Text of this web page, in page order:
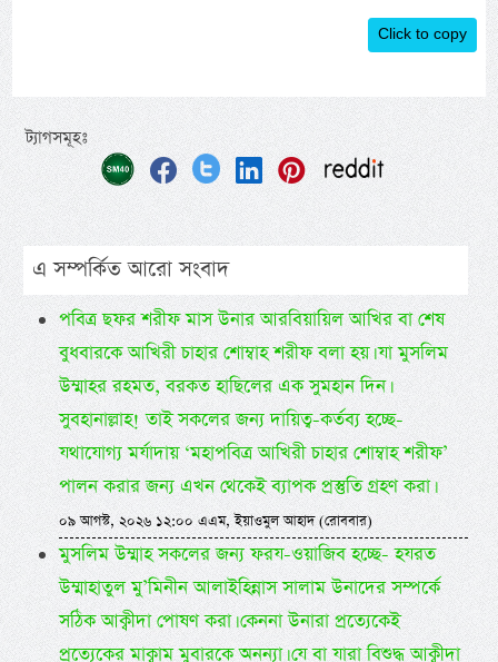
Click to copy
ট্যাগসমূহঃ
এ সম্পর্কিত আরো সংবাদ
পবিত্র ছফর শরীফ মাস উনার আরবিয়ায়িল আখির বা শেষ
বুধবারকে আখিরী চাহার শোম্বাহ শরীফ বলা হয়। যা মুসলিম
উম্মাহর রহমত, বরকত হাছিলের এক সুমহান দিন।
সুবহানাল্লাহ! তাই সকলের জন্য দায়িত্ব-কর্তব্য হচ্ছে-
যথাযোগ্য মর্যাদায় ‘মহাপবিত্র আখিরী চাহার শোম্বাহ শরীফ’
পালন করার জন্য এখন থেকেই ব্যাপক প্রস্তুতি গ্রহণ করা।
০৯ আগস্ট, ২০২৬ ১২:০০ এএম, ইয়াওমুল আহাদ (রোববার)
মুসলিম উম্মাহ সকলের জন্য ফরয-ওয়াজিব হচ্ছে- হযরত
উম্মাহাতুল মু’মিনীন আলাইহিন্নাস সালাম উনাদের সম্পর্কে
সঠিক আক্বীদা পোষণ করা। কেননা উনারা প্রত্যেকেই
প্রত্যেকের মাক্বাম মুবারকে অনন্যা। যে বা যারা বিশুদ্ধ আক্বীদা